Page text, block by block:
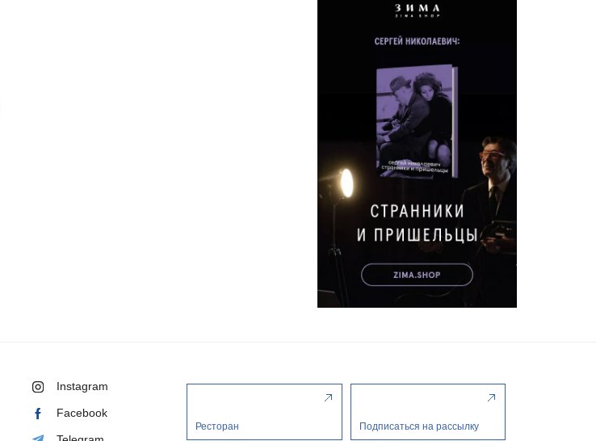
Instagram
Facebook
Ресторан Подписаться на рассылку